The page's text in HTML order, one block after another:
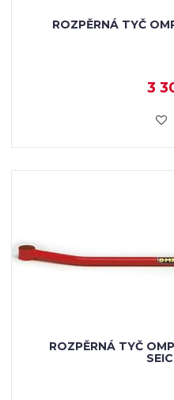
ROZPĚRNÁ TYČ
3
ROZPĚRNÁ TYČ